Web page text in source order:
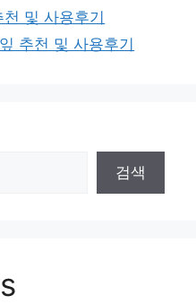
및 사용후기
추천 및 사용후기
검색